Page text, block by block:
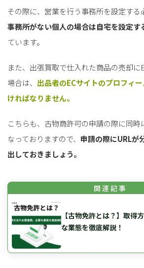
その際に、営業を行う事務所を設定する
事務所がない個人の場合は自宅を設定す
ています。
また、出張買取で仕入れた商品の売却に
場合は、 出品者のECサイトのプロフィ
ければなりません。
こちらも、古物商許可の申請の際に同時
なっておりますので、 申請の際にURLが
出しておきましょう。
【古物免許とは？】取得
な業態を徹底解説！